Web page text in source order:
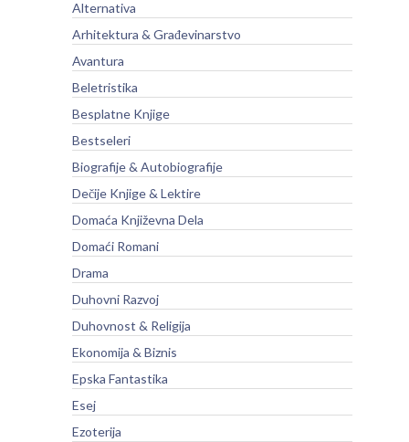
Alternativa
Arhitektura & Građevinarstvo
Avantura
Beletristika
Besplatne Knjige
Bestseleri
Biografije & Autobiografije
Dečije Knjige & Lektire
Domaća Književna Dela
Domaći Romani
Drama
Duhovni Razvoj
Duhovnost & Religija
Ekonomija & Biznis
Epska Fantastika
Esej
Ezoterija